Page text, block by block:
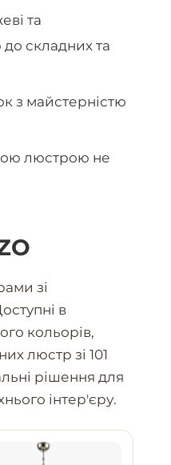
та
складних та
з майстерністю
люстрою не
зі
в
кольорів,
люстр зі 101
рішення для
інтер'єру.